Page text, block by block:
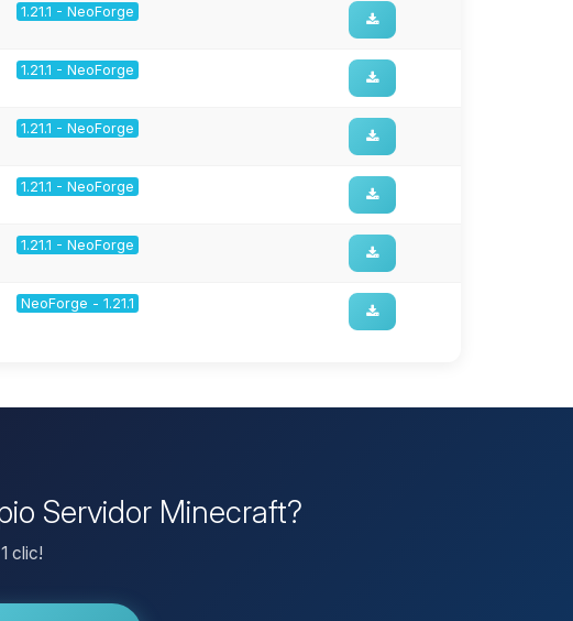
1.21.1 - NeoForge
1.21.1 - NeoForge
1.21.1 - NeoForge
1.21.1 - NeoForge
1.21.1 - NeoForge
NeoForge - 1.21.1
Servidor Minecraft?
clic!